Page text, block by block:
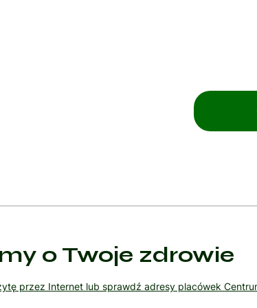
o Twoje zdrowie
przez Internet lub sprawdź adresy placówek